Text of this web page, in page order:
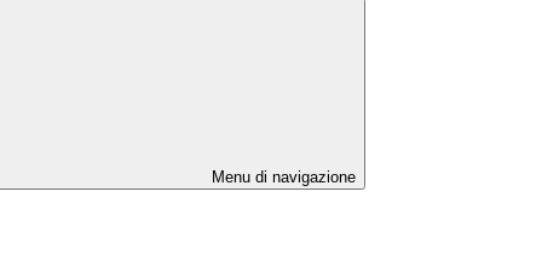
Menu di navigazione